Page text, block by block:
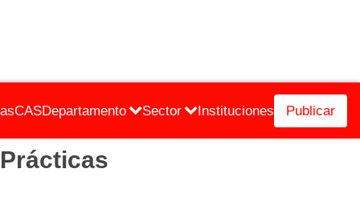
CASDepartamento Sector Instituciones Publicar